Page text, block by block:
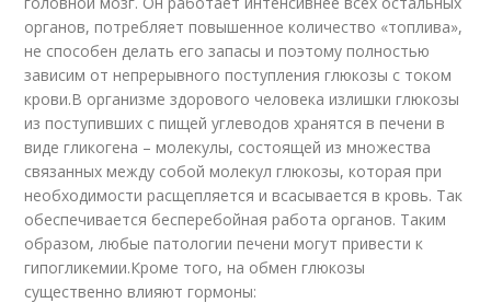
органов, потребляет повышенное количество «топлива»,
не способен делать его запасы и поэтому полностью
зависим от непрерывного поступления глюкозы с током
крови.В организме здорового человека излишки глюкозы
из поступивших с пищей углеводов хранятся в печени в
виде гликогена – молекулы, состоящей из множества
связанных между собой молекул глюкозы, которая при
необходимости расщепляется и всасывается в кровь. Так
обеспечивается бесперебойная работа органов. Таким
образом, любые патологии печени могут привести к
гипогликемии.Кроме того, на обмен глюкозы
существенно влияют гормоны: